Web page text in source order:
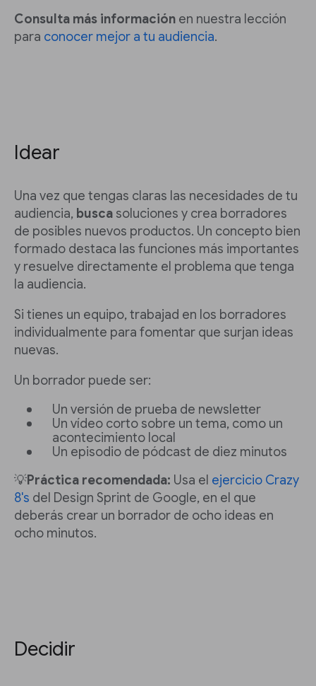
Consulta más información en nuestra lección
para conocer mejor a tu audiencia.
Idear
Una vez que tengas claras las necesidades de tu
audiencia, busca soluciones y crea borradores
de posibles nuevos productos. Un concepto bien
formado destaca las funciones más importantes
y resuelve directamente el problema que tenga
la audiencia.
Si tienes un equipo, trabajad en los borradores
individualmente para fomentar que surjan ideas
nuevas.
Un borrador puede ser:
Un versión de prueba de newsletter
Un vídeo corto sobre un tema, como un
acontecimiento local
Un episodio de pódcast de diez minutos
💡Práctica recomendada: Usa el ejercicio Crazy
8's del Design Sprint de Google, en el que
deberás crear un borrador de ocho ideas en
ocho minutos.
Decidir